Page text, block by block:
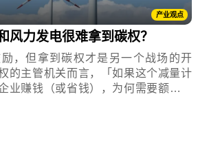
产业观点
风力发电很难拿到碳权？
，但拿到碳权才是另一个战场的开
的主管机关而言，「如果这个减量计
业赚钱（或省钱），为何需要额外核